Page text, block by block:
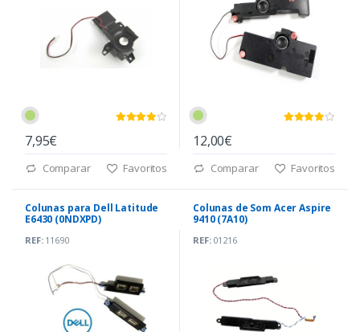
7,95€
Comparar Favoritos
12,00€
Comparar Favoritos
Colunas para Dell Latitude
E6430 (0NDXPD)
REF:11690
Colunas de Som Acer Aspire
9410 (7A10)
REF:01216